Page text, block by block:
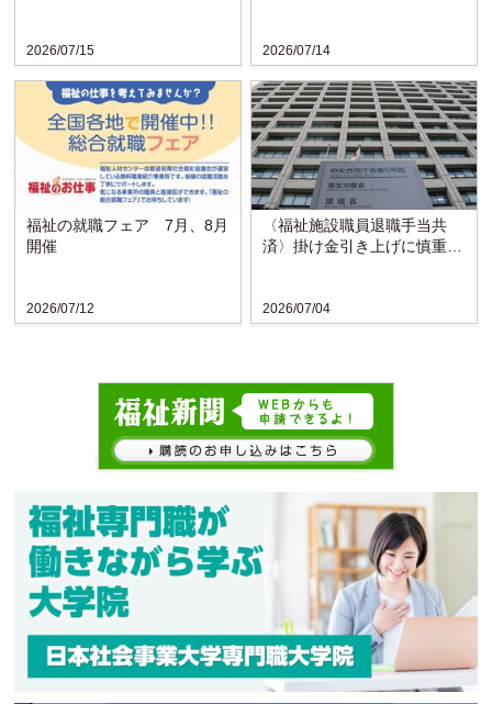
2026/07/15 2026/07/14
2026/07/12
福祉の就職フェア 7月、8月
開催
2026/07/04
〈福祉施設職員退職手当共
済〉掛け金引き上げに慎重な